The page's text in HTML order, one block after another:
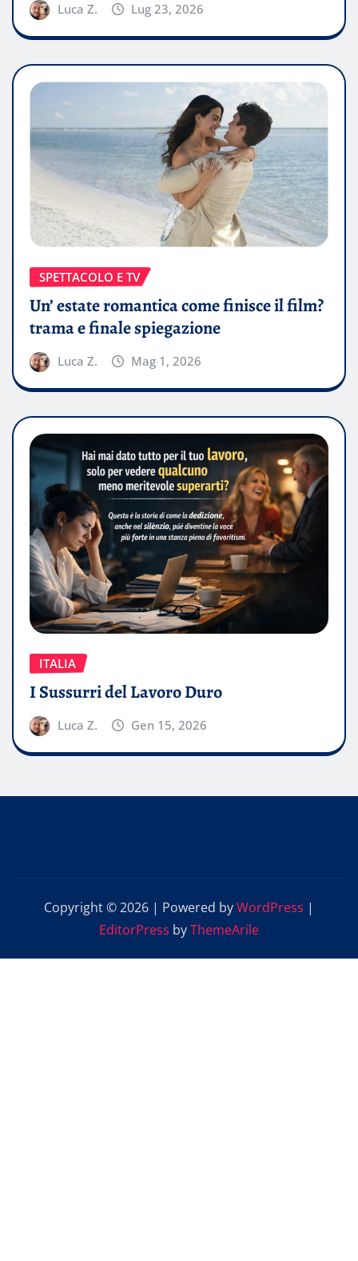
Luca Z. Lug 23, 2026
SPETTACOLO E TV
Un’ estate romantica come finisce il film?
trama e finale spiegazione
Luca Z. Mag 1, 2026
ITALIA
I Sussurri del Lavoro Duro
Luca Z. Gen 15, 2026
Copyright © 2026 | Powered byWordPress |
EditorPress byThemeArile